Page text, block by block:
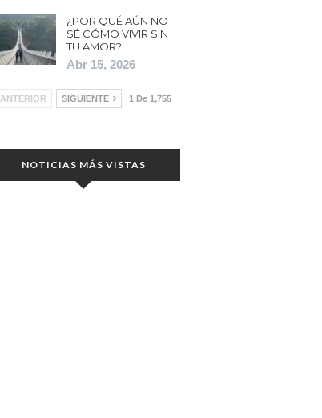
¿POR QUÉ AÚN NO
SÉ CÓMO VIVIR SIN
TU AMOR?
Abr 15, 2026
ANTERIOR SIGUIENTE 1 De 1,755
NOTICIAS MÁS VISTAS